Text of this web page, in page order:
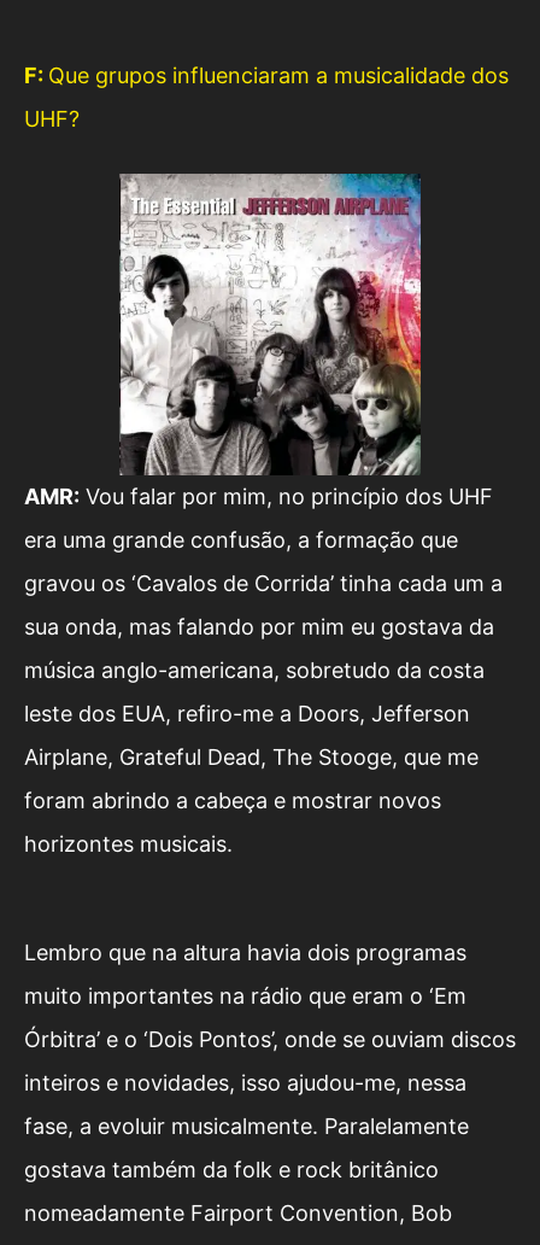
F: Que grupos influenciaram a musicalidade dos
UHF?
AMR: Vou falar por mim, no princípio dos UHF
era uma grande confusão, a formação que
gravou os ‘Cavalos de Corrida’ tinha cada um a
sua onda, mas falando por mim eu gostava da
música anglo-americana, sobretudo da costa
leste dos EUA, refiro-me a Doors, Jefferson
Airplane, Grateful Dead, The Stooge, que me
foram abrindo a cabeça e mostrar novos
horizontes musicais.
Lembro que na altura havia dois programas
muito importantes na rádio que eram o ‘Em
Órbitra’ e o ‘Dois Pontos’, onde se ouviam discos
inteiros e novidades, isso ajudou-me, nessa
fase, a evoluir musicalmente. Paralelamente
gostava também da folk e rock britânico
nomeadamente Fairport Convention, Bob